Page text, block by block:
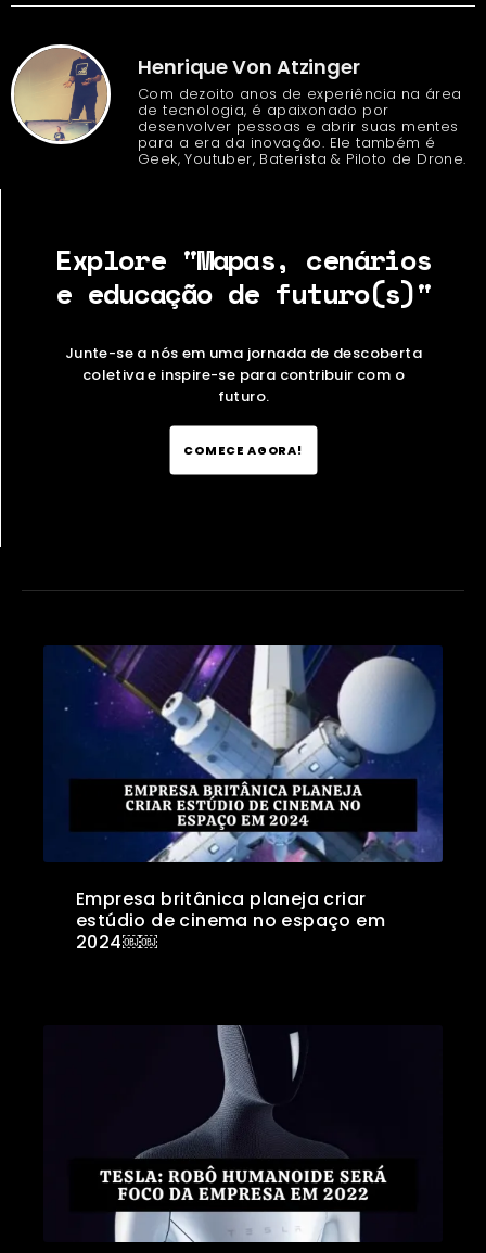
Henrique Von Atzinger
Com dezoito anos de experiência na área
de tecnologia, é apaixonado por
desenvolver pessoas e abrir suas mentes
para a era da inovação. Ele também é
Geek, Youtuber, Baterista & Piloto de Drone.
Explore "Mapas, cenários
e educação de futuro(s)"
Junte-se a nós em uma jornada de descoberta
coletiva e inspire-se para contribuir com o
futuro.
COMECE AGORA!
Empresa britânica planeja criar
estúdio de cinema no espaço em
2024￼￼